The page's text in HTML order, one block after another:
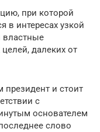
при которой
в интересах узкой
властные
далеких от
президент и стоит
с
основателем
слово